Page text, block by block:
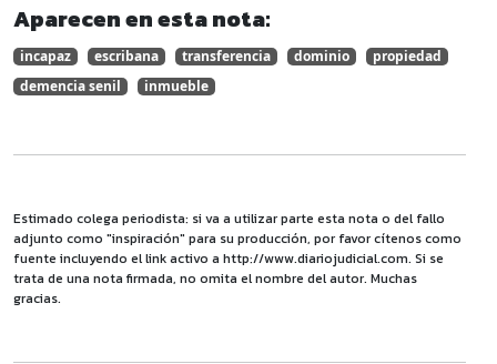
Aparecen en esta nota:
incapaz escribana transferencia dominio
propiedad
demencia senil
inmueble
Estimado colega periodista: si va a utilizar parte esta nota o del fallo
adjunto como "inspiración" para su producción, por favor cítenos como
fuente incluyendo el link activo a http://www.diariojudicial.com. Si se
trata de una nota firmada, no omita el nombre del autor. Muchas
gracias.